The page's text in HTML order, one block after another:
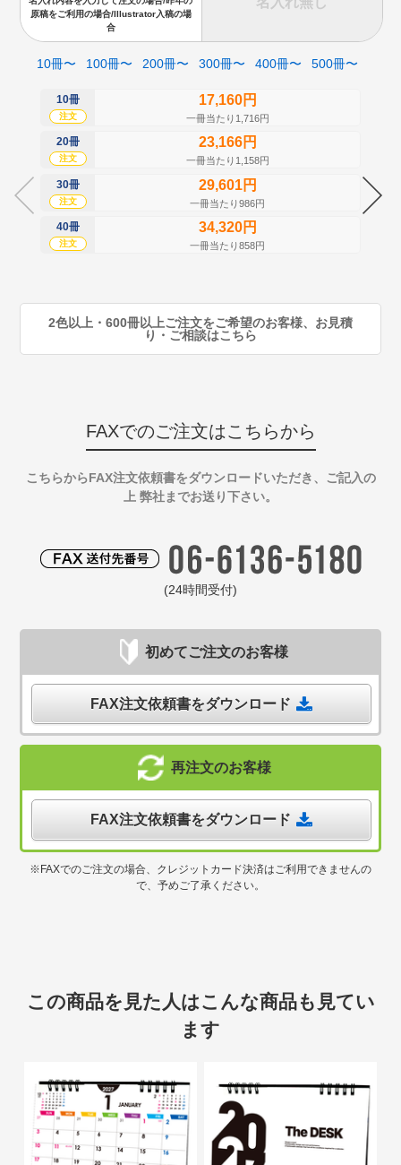
原稿をご利用の場合/Illustrator入稿の場
合
10冊〜 100冊〜 200冊〜 300冊〜 400冊〜 500冊〜
10冊
注文
17,160円
一冊当たり1,716円
20冊
注文
23,166円
一冊当たり1,158円
30冊
注文
29,601円
一冊当たり986円
40冊
注文
34,320円
一冊当たり858円
2色以上・600冊以上ご注文をご希望のお客様、お見積
り・ご相談はこちら
FAXでのご注文はこちらから
こちらからFAX注文依頼書をダウンロードいただき、ご記入の
上 弊社までお送り下さい。
(24時間受付)
初めてご注文のお客様
FAX注文依頼書をダウンロード
再注文のお客様
FAX注文依頼書をダウンロード
※FAXでのご注文の場合、クレジットカード決済はご利用できませんの
で、予めご了承ください。
この商品を見た人はこんな商品も見てい
ます